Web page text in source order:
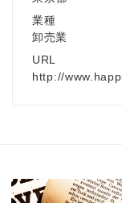
業種
卸売業
URL
http://